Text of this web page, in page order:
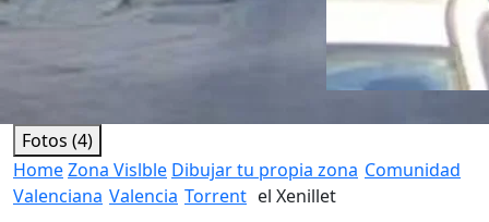
Fotos (4)
HomeZona Vislble Dibujar tu propia zona Comunidad
Valenciana Valencia Torrent el Xenillet